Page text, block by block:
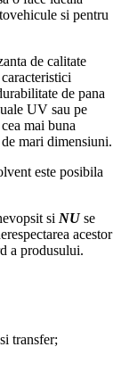
si pentru
de calitate
de pana
UV sau pe
cea mai buna
mari dimensiuni.
este posibila
si NUse
acestor
a produsului.
transfer;